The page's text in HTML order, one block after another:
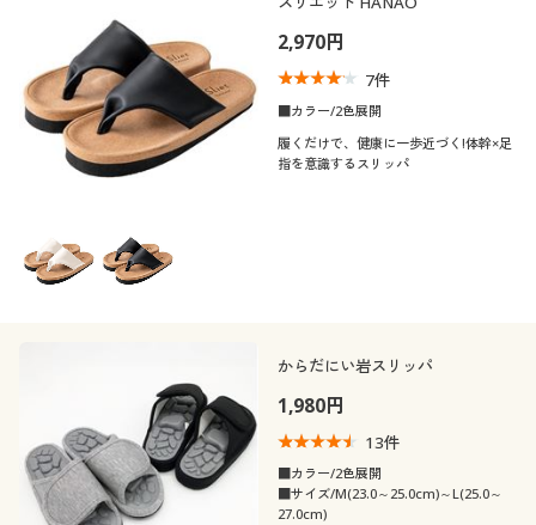
2,970円
7件
■カラー/2色展開
履くだけで、健康に一歩近づく!体幹×足
指を意識するスリッパ
からだにい岩スリッパ
1,980円
13件
■カラー/2色展開
■サイズ/M(23.0～25.0cm)～L(25.0～
27.0cm)